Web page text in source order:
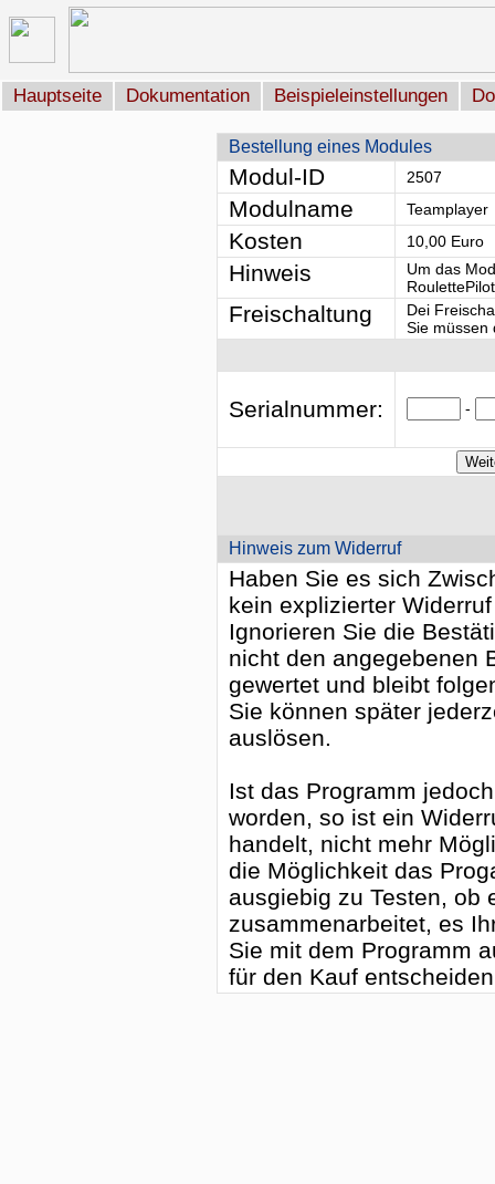
Hauptseite Dokumentation Beispieleinstellungen
Bestellung eines Modules
Modul-ID 2507
Modulname Teamplayer
Kosten 10,00 Euro
Hinweis
Um das
Freischaltung
Dei
Sie müssen
Serialnummer: -
Hinweis zum Widerruf
Haben Sie es sich
kein explizierter
Ignorieren Sie die
nicht den angegebenen
gewertet und bleibt
Sie können später
auslösen.
Ist das Programm
worden, so ist ein
handelt, nicht mehr
die Möglichkeit das
ausgiebig zu Testen, ob
zusammenarbeitet, es
Sie mit dem Programm
für den Kauf